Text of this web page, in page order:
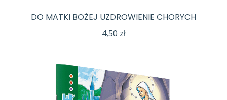
DO MATKI BOŻEJ UZDROWIENIE CHORYCH
4,50 zł